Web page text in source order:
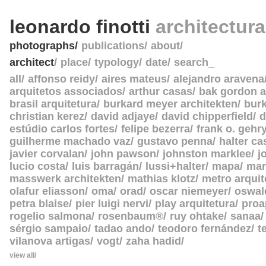
leonardo finotti
photographs publications about
architect place typology date search_
all
affonso reidy aires mateus alejandro aravena
arquitetos associados arthur casas bak gordon
brasil arquitetura
burkard meyer architekten
christian kerez david adjaye david chipperfield
estúdio carlos fortes felipe bezerra frank o.
guilherme machado vaz gustavo penna halter
javier corvalan
john pawson johnston marklee
lucio costa
luis barragán lussi+halter mapa
masswerk architekten
mathias klotz metro
olafur eliasson oma orad oscar niemeyer
petra blaise pier luigi nervi play arquitetura
rogelio salmona rosenbaum® ruy ohtake sanaa
sérgio sampaio tadao ando teodoro fernández
vilanova artigas vogt zaha hadid
view all